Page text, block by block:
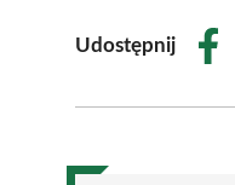
Udostępnij